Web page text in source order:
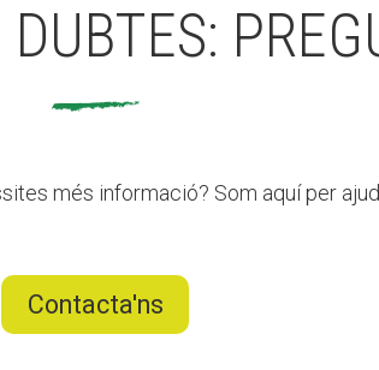
més informació? Som aquí per
Contacta'ns